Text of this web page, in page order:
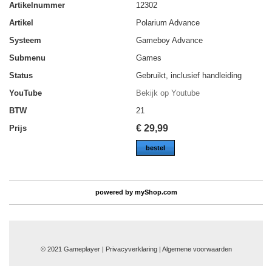
Artikelnummer
12302
Artikel
Polarium Advance
Systeem
Gameboy Advance
Submenu
Games
Status
Gebruikt, inclusief handleiding
YouTube
Bekijk op Youtube
BTW
21
Prijs
€ 29,99
bestel
powered by myShop.com
© 2021 Gameplayer | Privacyverklaring | Algemene voorwaarden